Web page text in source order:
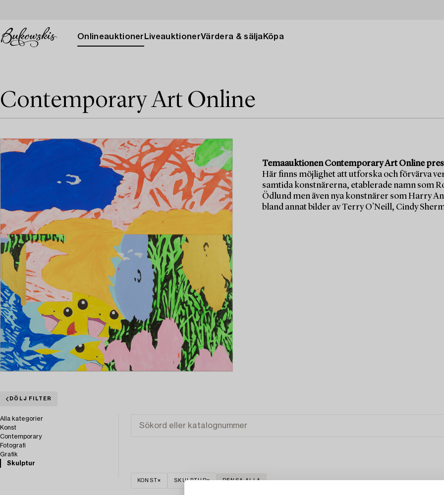
Onlineauktioner LiveauktionerVärdera & sälja Köpa
Contemporary Art Online
Temaauktionen Contemporary Art Online
Här finns möjlighet att utforska och förvärva
samtida konstnärerna, etablerade namn som
Ödlund men även nya konstnärer som Harry
bland annat bilder av Terry O’Neill, Cindy
DÖLJ FILTER
Alla kategorier
Konst
Contemporary
Fotografi
Grafik
Skulptur
KONST SKULPTUR RENSA ALLA